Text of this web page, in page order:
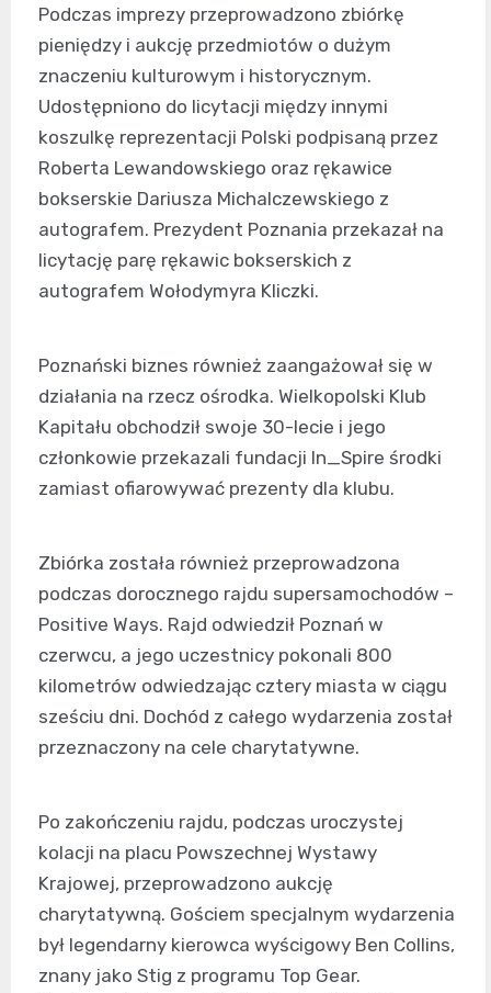
Podczas imprezy przeprowadzono zbiórkę
pieniędzy i aukcję przedmiotów o dużym
znaczeniu kulturowym i historycznym.
Udostępniono do licytacji między innymi
koszulkę reprezentacji Polski podpisaną przez
Roberta Lewandowskiego oraz rękawice
bokserskie Dariusza Michalczewskiego z
autografem. Prezydent Poznania przekazał na
licytację parę rękawic bokserskich z
autografem Wołodymyra Kliczki.
Poznański biznes również zaangażował się w
działania na rzecz ośrodka. Wielkopolski Klub
Kapitału obchodził swoje 30-lecie i jego
członkowie przekazali fundacji In_Spire środki
zamiast ofiarowywać prezenty dla klubu.
Zbiórka została również przeprowadzona
podczas dorocznego rajdu supersamochodów –
Positive Ways. Rajd odwiedził Poznań w
czerwcu, a jego uczestnicy pokonali 800
kilometrów odwiedzając cztery miasta w ciągu
sześciu dni. Dochód z całego wydarzenia został
przeznaczony na cele charytatywne.
Po zakończeniu rajdu, podczas uroczystej
kolacji na placu Powszechnej Wystawy
Krajowej, przeprowadzono aukcję
charytatywną. Gościem specjalnym wydarzenia
był legendarny kierowca wyścigowy Ben Collins,
znany jako Stig z programu Top Gear.